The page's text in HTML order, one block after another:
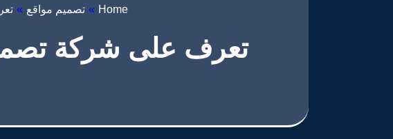
Home
» تصميم مواقع »